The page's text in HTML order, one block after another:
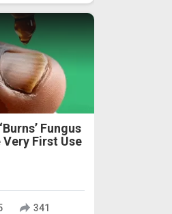
Fungus
First Use
341